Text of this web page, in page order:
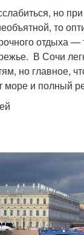
но
то
отдыха —
В Сочи
но главное,
море и полный